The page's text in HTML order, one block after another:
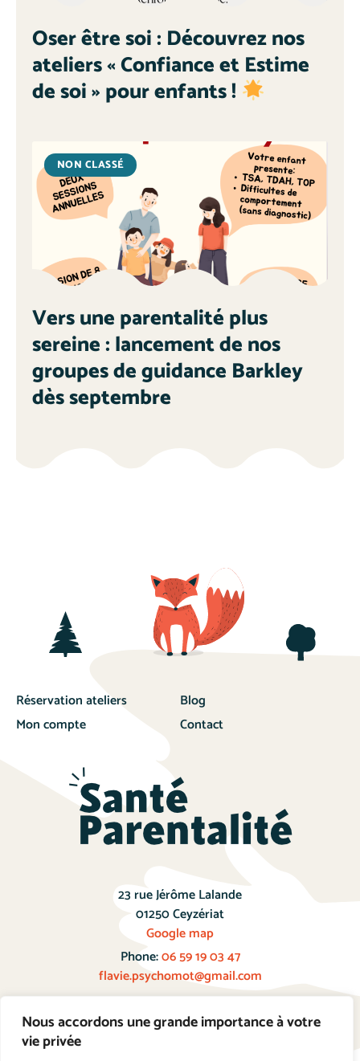
Nous accordons une grande importance à votre
vie privée
Oser être soi : Découvrez nos
ateliers « Confiance et Estime
de soi » pour enfants !
NON CLASSÉ
Vers une parentalité plus
sereine : lancement de nos
groupes de guidance Barkley
dès septembre
Réservation ateliers
Mon compte
Blog
Contact
23 rue Jérôme Lalande
01250 Ceyzériat
Google map
Phone:06 59 19 03 47
flavie.psychomot@gmail.com
Prendre Rendez-vous